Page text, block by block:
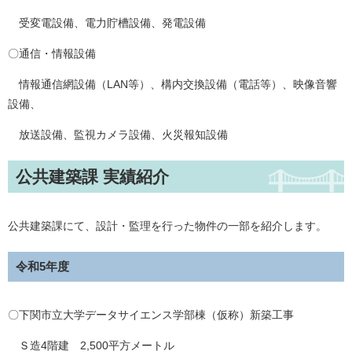
受変電設備、電力貯槽設備、発電設備
〇通信・情報設備
情報通信網設備（LAN等）、構内交換設備（電話等）、映像音響
設備、
放送設備、監視カメラ設備、火災報知設備
公共建築課 実績紹介
公共建築課にて、設計・監理を行った物件の一部を紹介します。
令和5年度
〇下関市立大学データサイエンス学部棟（仮称）新築工事
Ｓ造4階建 2,500平方メートル